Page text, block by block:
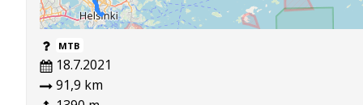
MTB
18.7.2021
91,9 km